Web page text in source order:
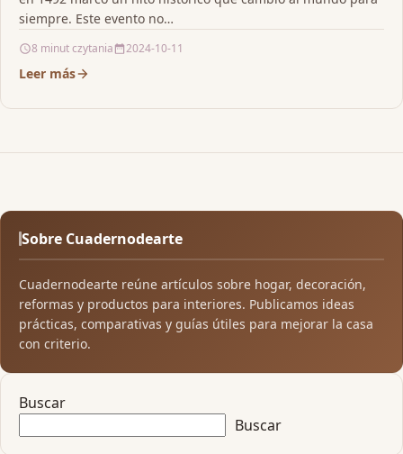
siempre. Este evento no…
8 minut czytania 2024-10-11
Leer más
Sobre Cuadernodearte
Cuadernodearte reúne artículos sobre hogar, decoración,
reformas y productos para interiores. Publicamos ideas
prácticas, comparativas y guías útiles para mejorar la casa
con criterio.
Buscar
Buscar